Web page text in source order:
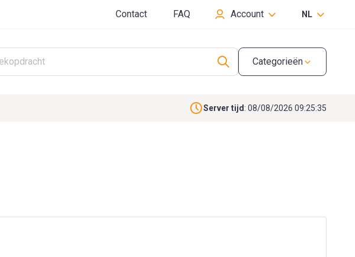
Contact FAQ Account NL
Categorieën
Server tijd : 08/08/2026 09:25:36